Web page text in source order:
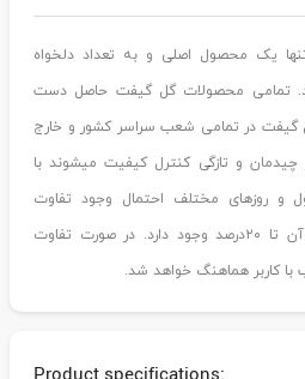
یک محصول اصلی و به تعداد دلخواه
تمامی محصولات گل گیفت حاصل دست
گیفت در تمامی شعب سراسر کشور و خارج
و تازگی کنترل کیفیت میشوند با
و روزهای مختلف احتمال وجود تفاوت
محصول طراحی شده با تصویر آن تا ۲۰درصد وجود دارد. در صورت تفاوت
با کاربر هماهنگ خواهد شد.
Product specifications: